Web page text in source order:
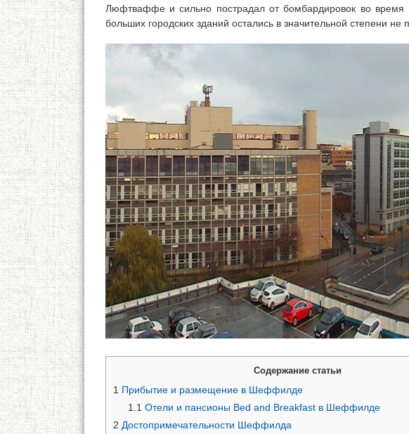
Люфтваффе и сильно пострадал от бомбардировок во время
больших городских зданий остались в значительной степени не
Содержание статьи
1 Прибытие и размещение в Шеффилде
1.1 Отели и пансионы Bed and Breakfast в Шеффилде
2 Достопримечательности Шеффилда